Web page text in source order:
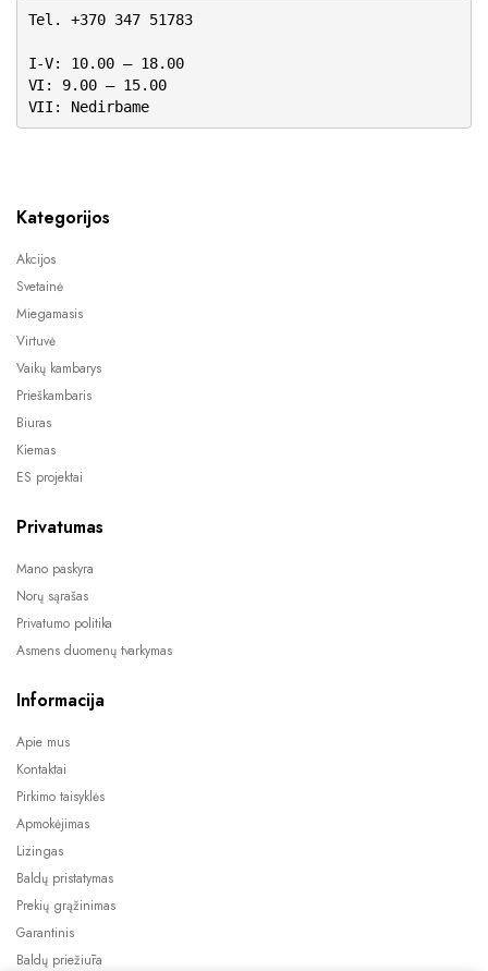
Tel. +370 347 51783
I-V: 10.00 – 18.00
VI: 9.00 – 15.00
VII: Nedirbame
Kategorijos
Akcijos
Svetainė
Miegamasis
Virtuvė
Vaikų kambarys
Prieškambaris
Biuras
Kiemas
ES projektai
Privatumas
Mano paskyra
Norų sąrašas
Privatumo politika
Asmens duomenų tvarkymas
Informacija
Apie mus
Kontaktai
Pirkimo taisyklės
Apmokėjimas
Lizingas
Baldų pristatymas
Prekių grąžinimas
Garantinis
Baldų priežiūra